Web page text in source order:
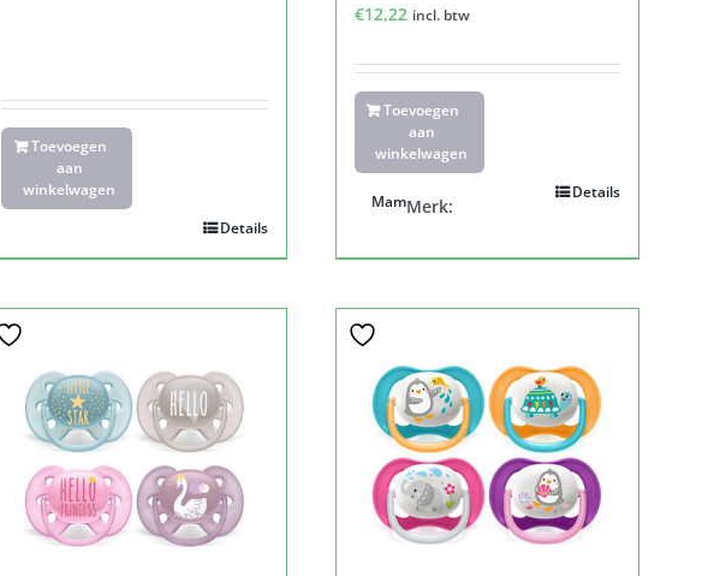
Toevoegen
aan
winkelwagen
Details
€12,22 incl. btw
Toevoegen
aan
winkelwagen
Details
Merk:
Mam